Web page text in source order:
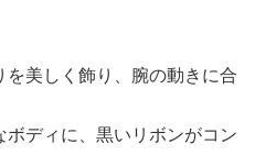
美しく飾り、腕の動きに合
ディに、黒いリボンがコン